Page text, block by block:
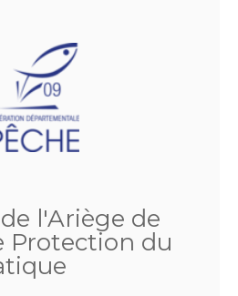
l'Ariège de
Protection du